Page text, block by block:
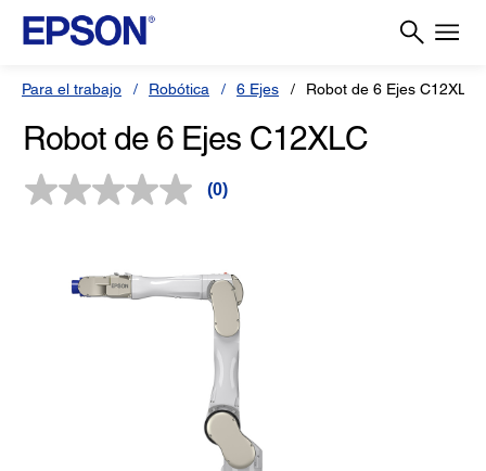
Para el trabajo Robótica 6 Ejes Robot de 6 Ejes C12XLC
Robot de 6 Ejes C12XLC
Sin
misma
página.
(0)